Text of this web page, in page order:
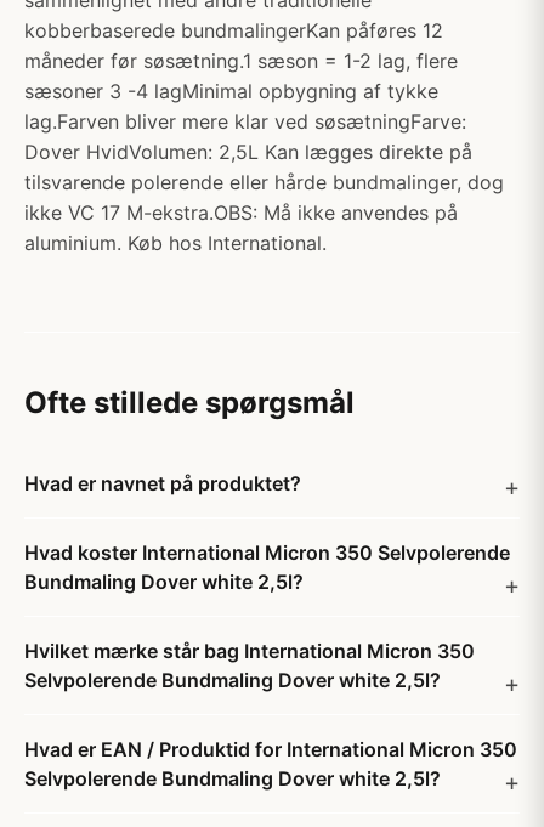
kobberbaserede bundmalingerKan påføres 12
måneder før søsætning.1 sæson = 1-2 lag, flere
sæsoner 3 -4 lagMinimal opbygning af tykke
lag.Farven bliver mere klar ved søsætningFarve:
Dover HvidVolumen: 2,5L Kan lægges direkte på
tilsvarende polerende eller hårde bundmalinger, dog
ikke VC 17 M-ekstra.OBS: Må ikke anvendes på
aluminium. Køb hos International.
Ofte stillede spørgsmål
Hvad er navnet på produktet?
Hvad koster International Micron 350 Selvpolerende
Bundmaling Dover white 2,5l?
Hvilket mærke står bag International Micron 350
Selvpolerende Bundmaling Dover white 2,5l?
Hvad er EAN / Produktid for International Micron 350
Selvpolerende Bundmaling Dover white 2,5l?